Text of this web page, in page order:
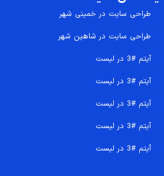
طراحی سایت در خمینی شهر
طراحی سایت در شاهین شهر
آیتم #3 در لیست
آیتم #3 در لیست
آیتم #3 در لیست
آیتم #3 در لیست
آیتم #3 در لیست